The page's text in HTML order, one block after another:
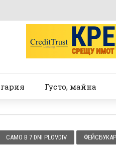
Густо, майна
САМО В 7 DNI PLOVDIV